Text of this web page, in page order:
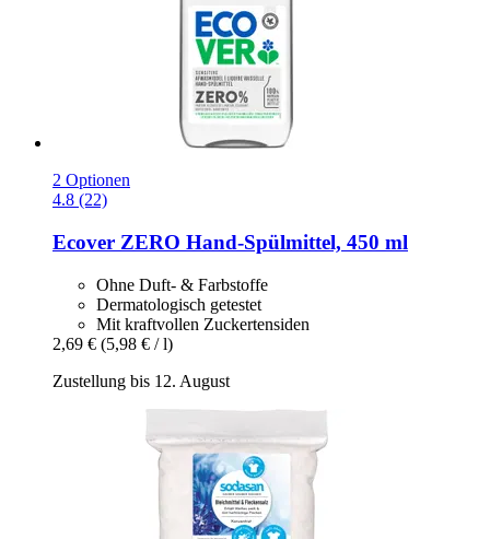
2 Optionen
4.8 (22)
Ecover ZERO Hand-​Spülmittel, 450 ml
Ohne Duft- & Farbstoffe
Dermatologisch getestet
Mit kraftvollen Zuckertensiden
2,69 € (5,98 € / l)
Zustellung bis 12. August